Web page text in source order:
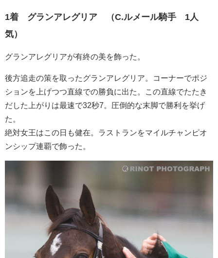
1着 グランアレグリア （C.ルメール騎手 1人
気）
グランアレグリアが有終の美を飾った。
後方追走の策を取ったグランアレグリア。コーナーでポジ
ションを上げつつ直線での勝負に出た。この直線でたたき
だした上がりは最速で32秒7。圧倒的な末脚で勝利を挙げ
た。
絶対女王はこの日も健在。ラストランをマイルチャンピオ
ンシップ連覇で飾った。